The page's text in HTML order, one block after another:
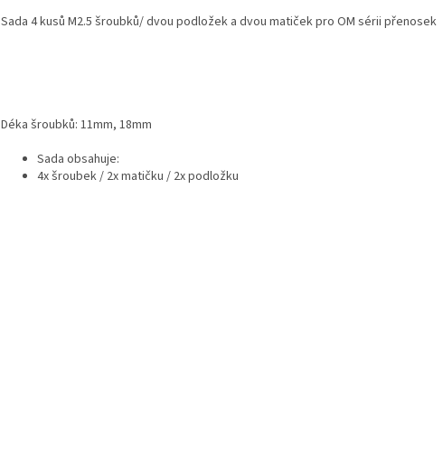
Sada 4 kusů M2.5 šroubků/ dvou podložek a dvou matiček pro OM sérii přenosek
Déka šroubků: 11mm, 18mm
Sada obsahuje:
4x šroubek / 2x matičku / 2x podložku